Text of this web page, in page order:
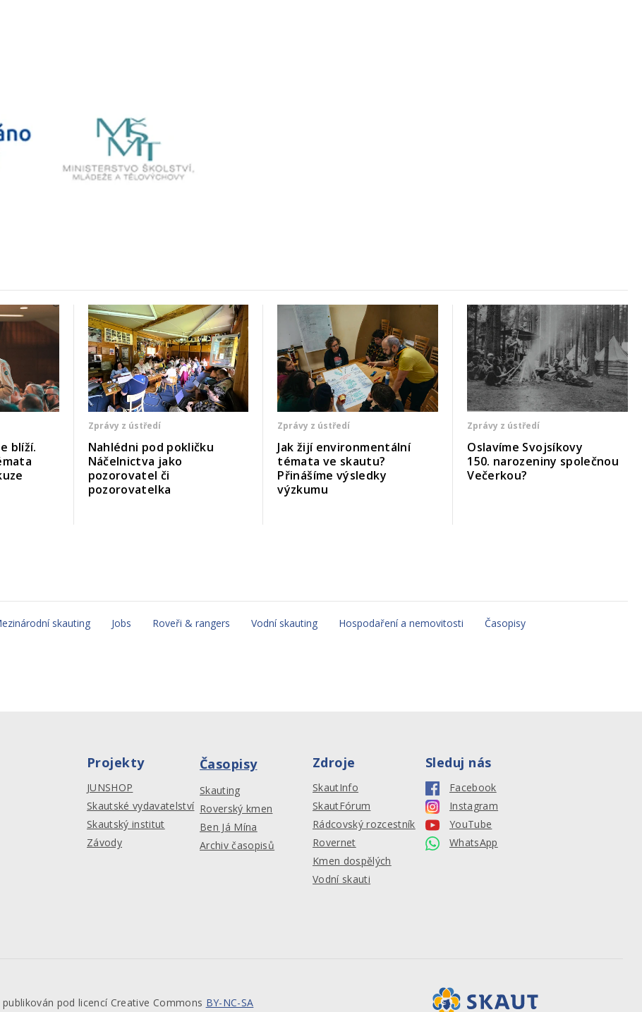
blíží.
Zprávy z ústředí
Nahlédni pod pokličku
Náčelnictva jako
pozorovatel či
pozorovatelka
Zprávy z ústředí
Jak žijí environmentální
témata ve skautu?
Přinášíme výsledky
výzkumu
Zprávy z ústředí
Oslavíme Svojsíkovy
150. narozeniny společnou
Večerkou?
skauting Jobs Roveři & rangers Vodní skauting Hospodaření a nemovitosti Časopisy
Projekty
JUNSHOP
Skautské vydavatelství
Skautský institut
Závody
Časopisy
Skauting
Roverský kmen
Ben Já Mína
Archiv časopisů
Zdroje
SkautInfo
SkautFórum
Rádcovský rozcestník
Rovernet
Kmen dospělých
Vodní skauti
Sleduj nás
Facebook
Instagram
YouTube
WhatsApp
publikován pod licencí Creative Commons BY-NC-SA